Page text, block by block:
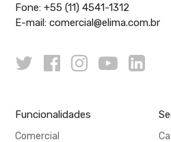
Fone:+55 (11) 4541-1312
E-mail:comercial@elima.com.br
Funcionalidades
Comercial